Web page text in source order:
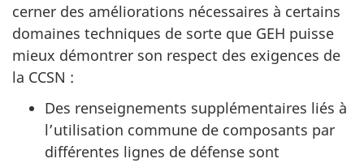
cerner des améliorations nécessaires à certains
domaines techniques de sorte que GEH puisse
mieux démontrer son respect des exigences de
la CCSN :
Des renseignements supplémentaires liés à
l’utilisation commune de composants par
différentes lignes de défense sont